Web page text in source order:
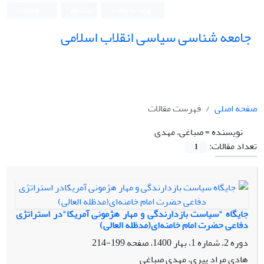
جامعه شناسی سیاسی انقلاب اسلامی
صفحه اصلی
فهرست مقالات
نویسنده =صباغی، مهدی
تعداد مقالات:
1
جایگاه "سیاست بازدارندگی و مهار هژمونی آمریکا"در استراتژی
دفاعی حضرت امام خامنه‌ای(مدظله العالی)
دوره 2، شماره 1، بهار 1400، صفحه
199-214
هادی مراد پیری، مهدی صباغی